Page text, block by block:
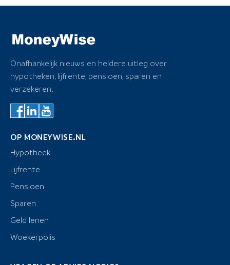
Onafhankelijk nieuws en heldere uitleg over
hypotheken, lijfrente, pensioen, sparen en
verzekeren.
OP MONEYWISE.NL
Hypotheek
Lijfrente
Pensioen
Sparen
Geld lenen
Woekerpolis